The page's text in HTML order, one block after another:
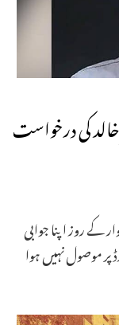
عمر خالد کی درخواست
کے روز اپنا جوابی
پر موصول نہیں ہوا